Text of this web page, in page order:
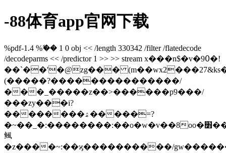
-88体育app官网下载
%pdf-1.4 %ޭ�� 1 0 obj << /length 330342 /filter /flatedecode
/decodeparms << /predictor 1 >> >> stream x���n$�v�9߀�!
��`��'�@zg���
(�����?���������������/
���_�����z��>������p9���/
���zy���i?
��������ۿ�����=?
�~��_�:��������:��o�w�v��8oo�׻���rwr����������~r���
鲺
�z����~:��ϗ����������/